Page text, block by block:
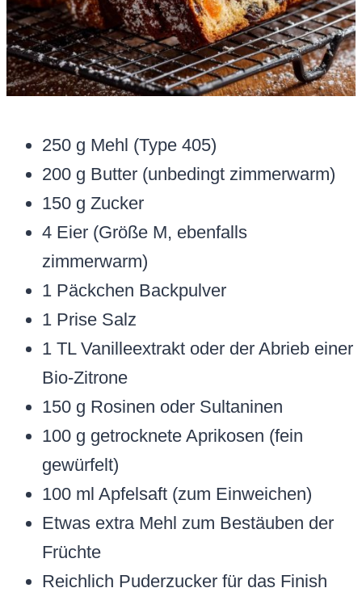
250 g Mehl (Type 405)
200 g Butter (unbedingt zimmerwarm)
150 g Zucker
4 Eier (Größe M, ebenfalls
zimmerwarm)
1 Päckchen Backpulver
1 Prise Salz
1 TL Vanilleextrakt oder der Abrieb einer
Bio-Zitrone
150 g Rosinen oder Sultaninen
100 g getrocknete Aprikosen (fein
gewürfelt)
100 ml Apfelsaft (zum Einweichen)
Etwas extra Mehl zum Bestäuben der
Früchte
Reichlich Puderzucker für das Finish